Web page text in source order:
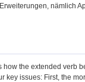
nämlich
the extended verb
key issues: First, the